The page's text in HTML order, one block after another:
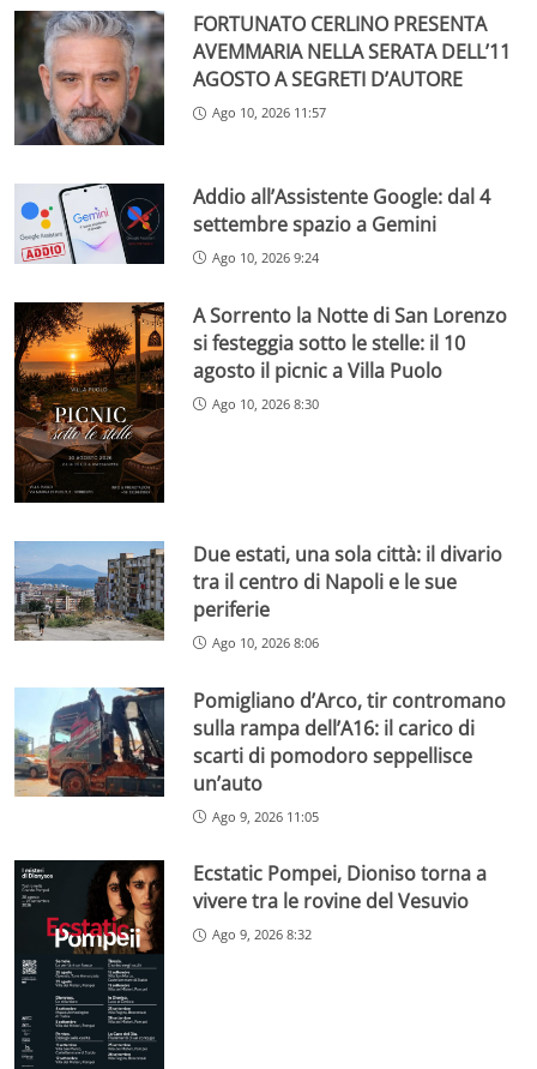
FORTUNATO CERLINO PRESENTA
AVEMMARIA NELLA SERATA DELL’11
AGOSTO A SEGRETI D’AUTORE
Ago 10, 2026 11:57
Addio all’Assistente Google: dal 4
settembre spazio a Gemini
Ago 10, 2026 9:24
A Sorrento la Notte di San Lorenzo
si festeggia sotto le stelle: il 10
agosto il picnic a Villa Puolo
Ago 10, 2026 8:30
Due estati, una sola città: il divario
tra il centro di Napoli e le sue
periferie
Ago 10, 2026 8:06
Pomigliano d’Arco, tir contromano
sulla rampa dell’A16: il carico di
scarti di pomodoro seppellisce
un’auto
Ago 9, 2026 11:05
Ecstatic Pompei, Dioniso torna a
vivere tra le rovine del Vesuvio
Ago 9, 2026 8:32